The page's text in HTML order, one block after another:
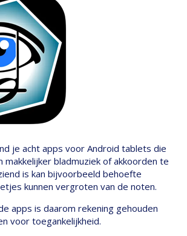
je acht apps voor Android tablets die
makkelijker bladmuziek of akkoorden te
is kan bijvoorbeeld behoefte
kunnen vergroten van de noten.
apps is daarom rekening gehouden
voor toegankelijkheid.